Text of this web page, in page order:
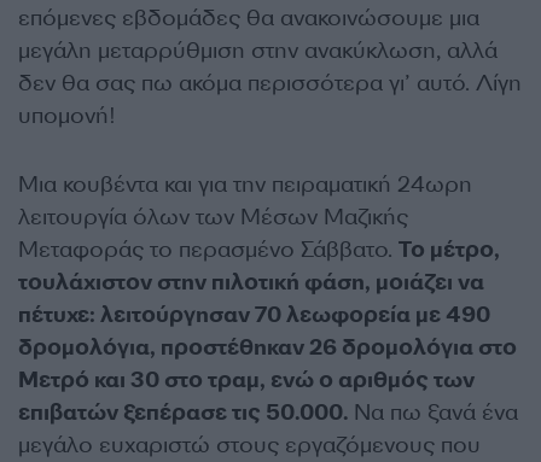
επόμενες εβδομάδες θα ανακοινώσουμε μια
μεγάλη μεταρρύθμιση στην ανακύκλωση, αλλά
δεν θα σας πω ακόμα περισσότερα γι’ αυτό. Λίγη
υπομονή!
Μια κουβέντα και για την πειραματική 24ωρη
λειτουργία όλων των Μέσων Μαζικής
Μεταφοράς το περασμένο Σάββατο. Το μέτρο,
τουλάχιστον στην πιλοτική φάση, μοιάζει να
πέτυχε: λειτούργησαν 70 λεωφορεία με 490
δρομολόγια, προστέθηκαν 26 δρομολόγια στο
Μετρό και 30 στο τραμ, ενώ ο αριθμός των
επιβατών ξεπέρασε τις 50.000. Να πω ξανά ένα
μεγάλο ευχαριστώ στους εργαζόμενους που